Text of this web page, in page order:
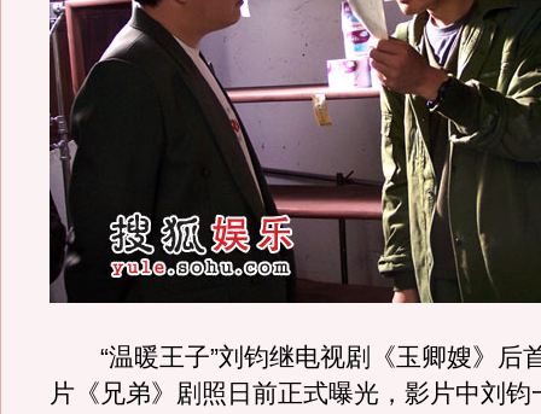
“温暖王子”刘钧继电视剧《玉卿嫂》后
片《兄弟》剧照日前正式曝光，影片中刘钧